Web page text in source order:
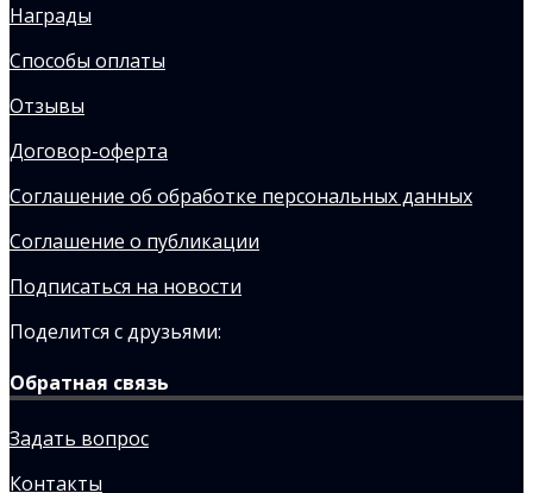
Награды
Способы оплаты
Отзывы
Договор-оферта
Соглашение об обработке персональных данных
Соглашение о публикации
Подписаться на новости
Поделится с друзьями:
Обратная связь
Задать вопрос
Контакты